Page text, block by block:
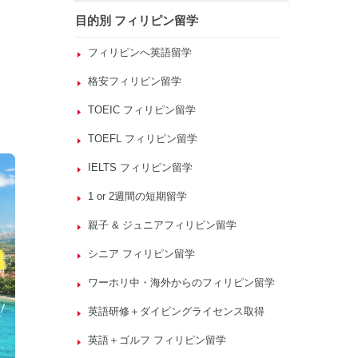
目的別 フィリピン留学
フィリピンへ英語留学
格安フィリピン留学
TOEIC フィリピン留学
TOEFL フィリピン留学
IELTS フィリピン留学
1 or 2週間の短期留学
親子 & ジュニアフィリピン留学
シニア フィリピン留学
ワーホリ中・海外からのフィリピン留学
英語研修＋ダイビングライセンス取得
英語＋ゴルフ フィリピン留学